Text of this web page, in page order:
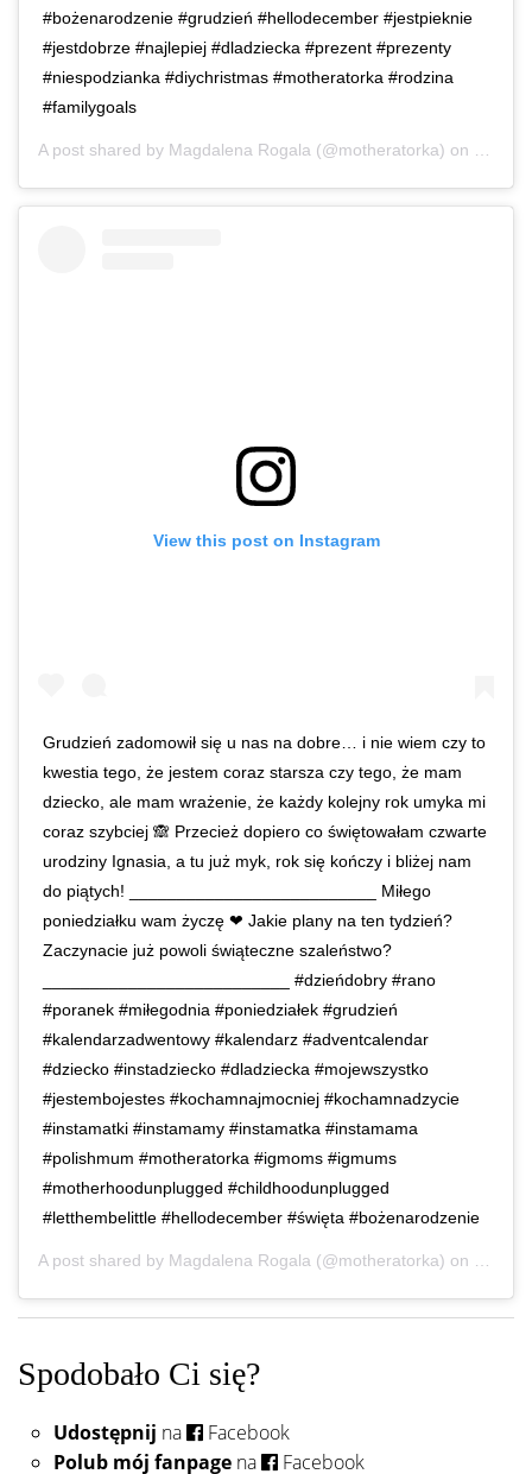
#bożenarodzenie #grudzień #hellodecember #jestpieknie
#jestdobrze #najlepiej #dladziecka #prezent #prezenty
#niespodzianka #diychristmas #motheratorka #rodzina
#familygoals
A post shared by Magdalena Rogala (@motheratorka) on Dec 1,
View this post on Instagram
Grudzień zadomowił się u nas na dobre… i nie wiem czy to
kwestia tego, że jestem coraz starsza czy tego, że mam
dziecko, ale mam wrażenie, że każdy kolejny rok umyka mi
coraz szybciej 🙈 Przecież dopiero co świętowałam czwarte
urodziny Ignasia, a tu już myk, rok się kończy i bliżej nam
do piątych! __________________________ Miłego
poniedziałku wam życzę ❤ Jakie plany na ten tydzień?
Zaczynacie już powoli świąteczne szaleństwo?
__________________________ #dzieńdobry #rano
#poranek #miłegodnia #poniedziałek #grudzień
#kalendarzadwentowy #kalendarz #adventcalendar
#dziecko #instadziecko #dladziecka #mojewszystko
#jestembojestes #kochamnajmocniej #kochamnadzycie
#instamatki #instamamy #instamatka #instamama
#polishmum #motheratorka #igmoms #igmums
#motherhoodunplugged #childhoodunplugged
#letthembelittle #hellodecember #święta #bożenarodzenie
A post shared by Magdalena Rogala (@motheratorka) on
Spodobało Ci się?
Udostępnij na
Facebook
Polub mój fanpage na Facebook